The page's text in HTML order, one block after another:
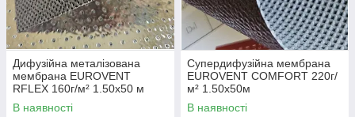
Дифузійна металізована
мембрана EUROVENT
RFLEX 160г/м² 1.50х50 м
В наявності
Супердифузійна мембрана
EUROVENT COMFORT 220г/
м² 1.50х50м
В наявності